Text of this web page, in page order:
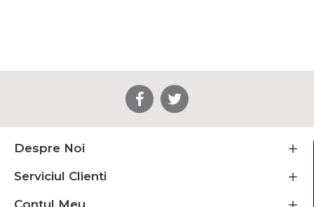
Despre Noi
Serviciul Clienti